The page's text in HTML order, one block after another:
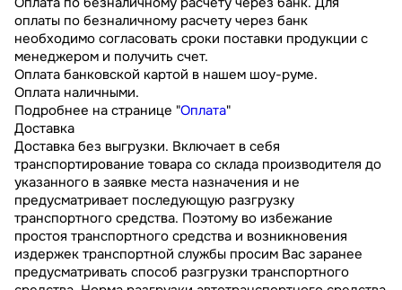
оплаты по безналичному расчету через банк
необходимо согласовать сроки поставки продукции с
менеджером и получить счет.
Оплата банковской картой в нашем шоу-руме.
Оплата наличными.
Подробнее на странице "Оплата"
Доставка
Доставка без выгрузки. Включает в себя
транспортирование товара со склада производителя до
указанного в заявке места назначения и не
предусматривает последующую разгрузку
транспортного средства. Поэтому во избежание
простоя транспортного средства и возникновения
издержек транспортной службы просим Вас заранее
предусматривать способ разгрузки транспортного